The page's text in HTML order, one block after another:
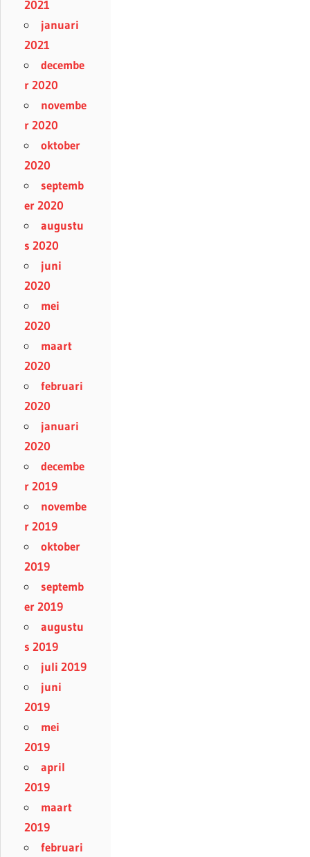
2021
januari
2021
decembe
r 2020
novembe
r 2020
oktober
2020
septemb
er 2020
augustu
s 2020
juni
2020
mei
2020
maart
2020
februari
2020
januari
2020
decembe
r 2019
novembe
r 2019
oktober
2019
septemb
er 2019
augustu
s 2019
juli 2019
juni
2019
mei
2019
april
2019
maart
2019
februari